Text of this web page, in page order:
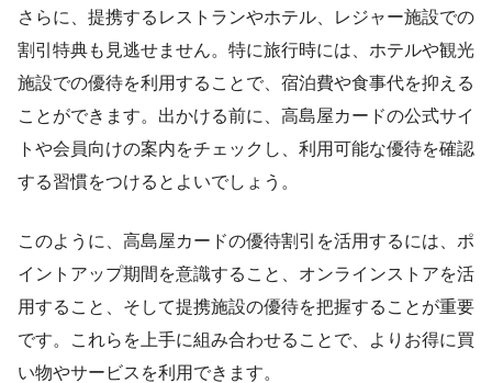
さらに、提携するレストランやホテル、レジャー施設での
割引特典も見逃せません。特に旅行時には、ホテルや観光
施設での優待を利用することで、宿泊費や食事代を抑える
ことができます。出かける前に、高島屋カードの公式サイ
トや会員向けの案内をチェックし、利用可能な優待を確認
する習慣をつけるとよいでしょう。
このように、高島屋カードの優待割引を活用するには、ポ
イントアップ期間を意識すること、オンラインストアを活
用すること、そして提携施設の優待を把握することが重要
です。これらを上手に組み合わせることで、よりお得に買
い物やサービスを利用できます。